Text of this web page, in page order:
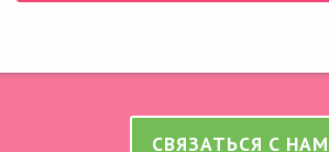
СВЯЗАТЬСЯ С